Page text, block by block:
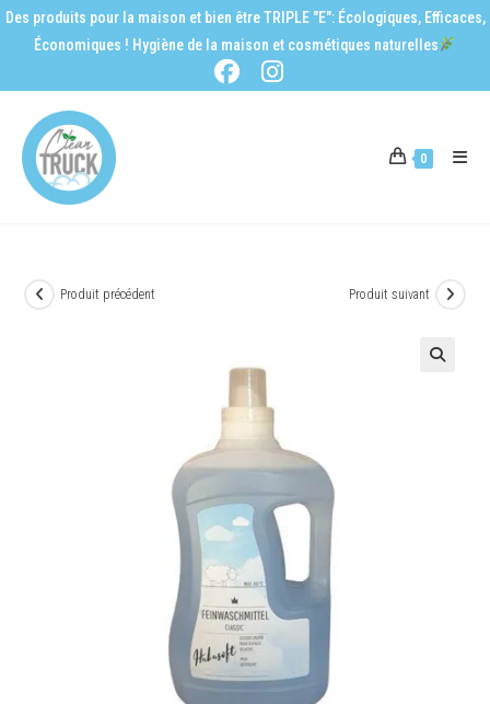
Des produits pour la maison et bien être TRIPLE "E": Écologiques, Efficaces,
Économiques ! Hygiène de la maison et cosmétiques naturelles
0
Produit précédent Produit suivant